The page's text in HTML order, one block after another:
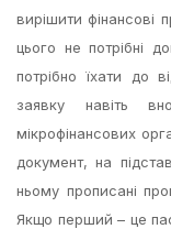
вирішити
цього не потрібні
потрібно їхати до
заявку навіть
мікрофінансових
документ, на
ньому прописані
Якщо перший – це